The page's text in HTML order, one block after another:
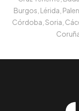
Burgos, Lérida,
Córdoba, Soria,